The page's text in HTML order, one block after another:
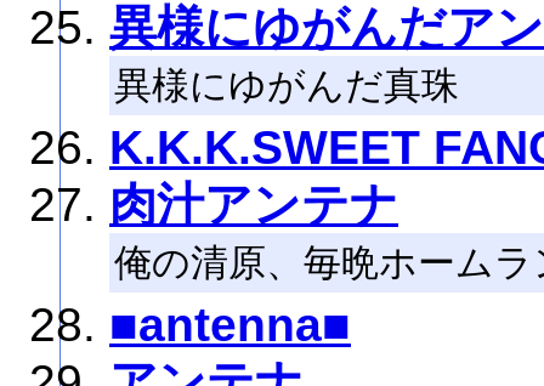
異様にゆがんだア
異様にゆがんだ真珠
K.K.K.SWEET
肉汁アンテナ
俺の清原、毎晩ホームラ
■antenna■